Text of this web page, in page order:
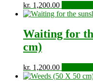
kr. 1,200.00
Waiting for
cm)
kr. 1,200.00